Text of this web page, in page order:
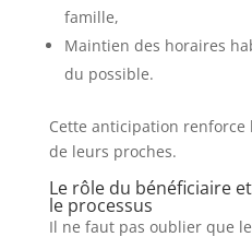
famille,
Maintien des horaires
du possible.
Cette anticipation renforce
de leurs proches.
Le rôle du bénéficiaire
le processus
Il ne faut pas oublier que